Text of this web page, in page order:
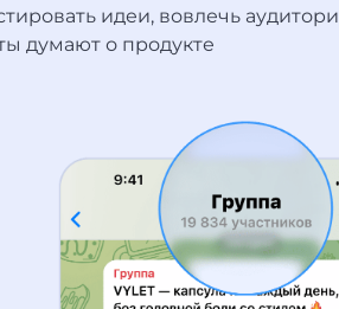
идеи, вовлечь
думают о продукте